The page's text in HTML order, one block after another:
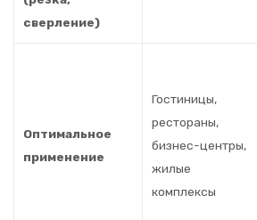
сверление)
Оптимальное
применение
Гостиницы,
рестораны,
бизнес-центры,
жилые
комплексы